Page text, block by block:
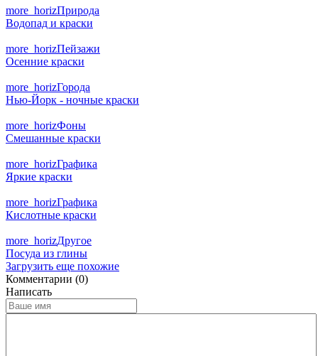
more_horizПрирода
Водопад и краски
more_horizПейзажи
Осенние краски
more_horizГорода
Нью-Йорк - ночные краски
more_horizФоны
Смешанные краски
more_horizГрафика
Яркие краски
more_horizГрафика
Кислотные краски
more_horizДругое
Посуда из глины
Загрузить еще похожие
Комментарии (0)
Написать